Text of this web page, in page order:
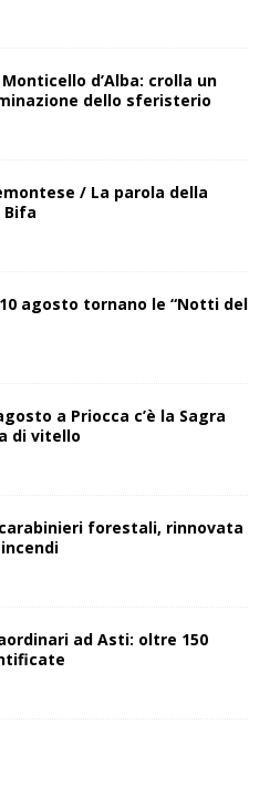
d’Alba: crolla un
dello sferisterio
/ La parola della
agosto tornano le “Notti del
a Priocca c’è la Sagra
di vitello
forestali, rinnovata
ad Asti: oltre 150